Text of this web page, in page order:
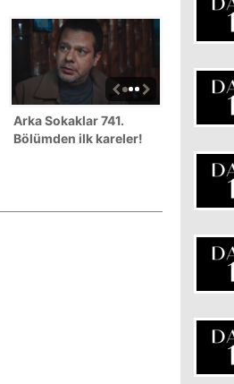
Arka Sokaklar 741.
Bölümden ilk kareler!